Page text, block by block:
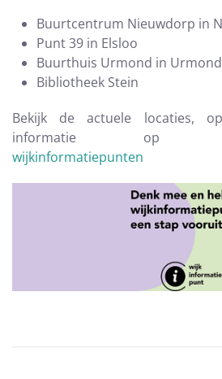
Buurtcentrum Nieuwdorp in
Punt 39 in Elsloo
Buurthuis Urmond in Urmond
Bibliotheek Stein
Bekijk de actuele locaties,
informatie op
wijkinformatiepunten